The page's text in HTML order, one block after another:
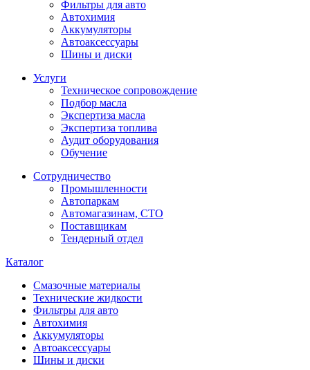
Фильтры для авто
Автохимия
Аккумуляторы
Автоаксессуары
Шины и диски
Услуги
Техническое сопровождение
Подбор масла
Экспертиза масла
Экспертиза топлива
Аудит оборудования
Обучение
Сотрудничество
Промышленности
Автопаркам
Автомагазинам, СТО
Поставщикам
Тендерный отдел
Каталог
Смазочные материалы
Технические жидкости
Фильтры для авто
Автохимия
Аккумуляторы
Автоаксессуары
Шины и диски